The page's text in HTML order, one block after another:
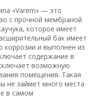
«Varem» — это
с прочной мембраной
которое имеет
бак имеет
коррозии и выполнен из
содержание в
возможную
помещения. Такая
не займет много места
в самом